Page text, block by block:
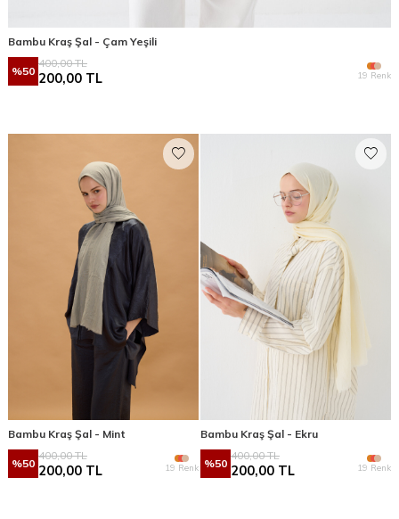
Bambu Kraş Şal - Çam Yeşili
%50
400,00TL
200,00 TL 19 Renk
Bambu Kraş Şal - Mint
%50
400,00TL
200,00 TL 19 Renk
Bambu Kraş Şal - Ekru
%50
400,00TL
200,00 TL 19 Renk